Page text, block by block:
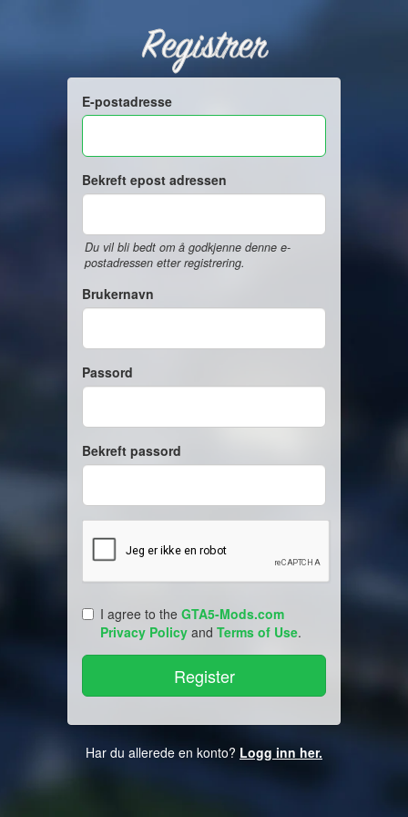
Registrer
E-postadresse
Bekreft epost adressen
Du vil bli bedt om å godkjenne denne e-
postadressen etter registrering.
Brukernavn
Passord
Bekreft passord
I agree to the GTA5-Mods.com
Privacy Policy and Terms of Use.
Har du allerede en konto? Logg inn her.